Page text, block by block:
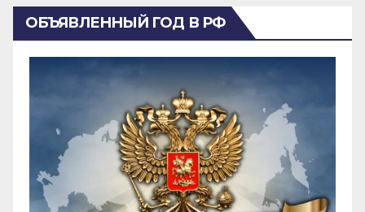
ОБЪЯВЛЕННЫЙ ГОД В РФ